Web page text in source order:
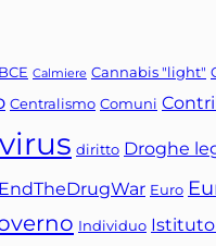
BCE Calmiere Cannabis "light"
Centralismo Comuni
diritto Droghe
EndTheDrugWar Euro
Individuo Istituto